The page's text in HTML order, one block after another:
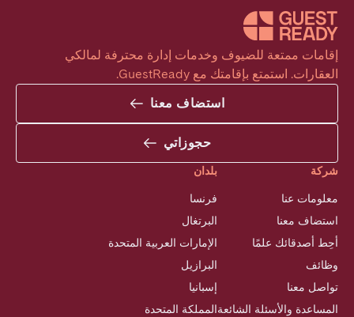
العقارات. استمتع بإقامتك مع GuestReady.
استضاف معنا
حجوزاتي
شركة
معلومات عنا
استضاف معنا
أحِط أصدقائك علمًا
وظائف
تواصل معنا
المساعدة والأسئلة الشائعة
بلدان
فرنسا
البرتغال
الإمارات العربية المتحدة
البرازيل
إسبانيا
المملكة المتحدة